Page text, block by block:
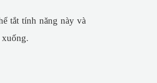
tắt tính năng này và
xuống.